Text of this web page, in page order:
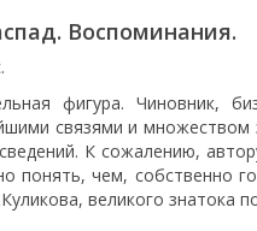
Воспоминания.
фигура. Чиновник,
связями и множеством
К сожалению,
понять, чем, собственно
великого знатока